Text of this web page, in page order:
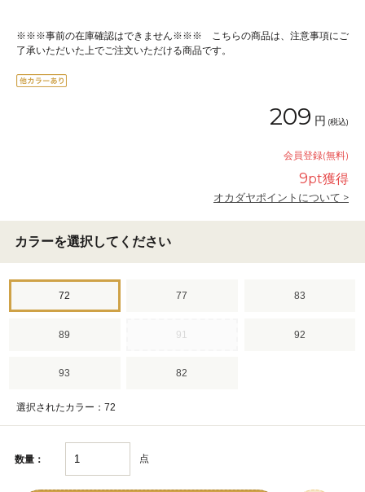
※※※事前の在庫確認はできません※※※ こちらの商品は、注意事項にご
了承いただいた上でご注文いただける商品です。
209 円 (税込)
会員登録(無料)
9pt獲得
オカダヤポイントについて >
カラーを選択してください
72 77 83
89 91 92
93 82
選択されたカラー：72
数量： 点